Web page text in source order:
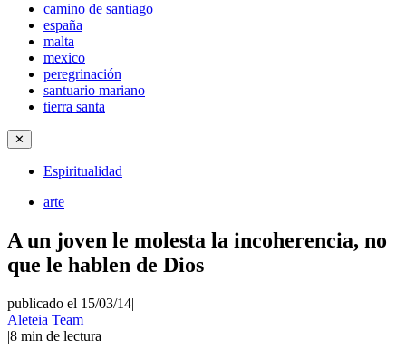
camino de santiago
españa
malta
mexico
peregrinación
santuario mariano
tierra santa
✕
Espiritualidad
arte
A un joven le molesta la incoherencia, no
que le hablen de Dios
publicado el 15/03/14|
Aleteia Team
|8 min de lectura